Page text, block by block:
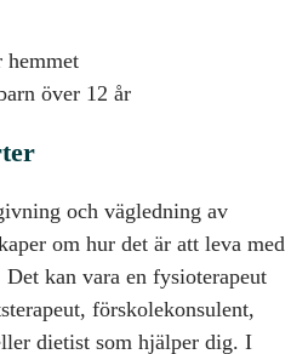
hemmet
över 12 år
och vägledning av
om hur det är att leva med
kan vara en fysioterapeut
förskolekonsulent,
dietist som hjälper dig. I